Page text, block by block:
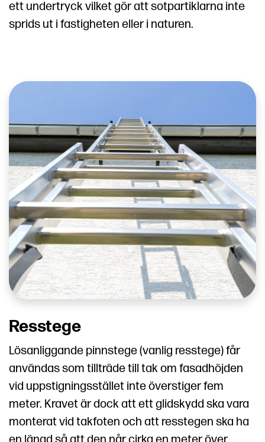
ett undertryck vilket gör att sotpartiklarna inte
sprids ut i fastigheten eller i naturen.
Resstege
Lösanliggande pinnstege (vanlig resstege) får
användas som tillträde till tak om fasadhöjden
vid uppstigningsstället inte överstiger fem
meter. Kravet är dock att ett glidskydd ska vara
monterat vid takfoten och att resstegen ska ha